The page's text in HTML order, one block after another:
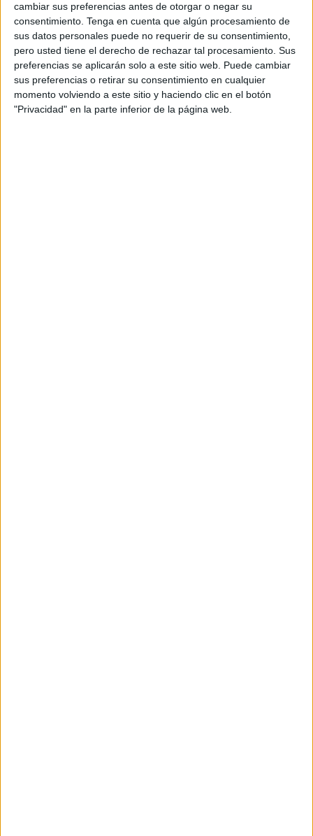
cambiar sus preferencias antes de otorgar o negar su
consentimiento. Tenga en cuenta que algún procesamiento de
sus datos personales puede no requerir de su consentimiento,
pero usted tiene el derecho de rechazar tal procesamiento. Sus
preferencias se aplicarán solo a este sitio web. Puede cambiar
sus preferencias o retirar su consentimiento en cualquier
momento volviendo a este sitio y haciendo clic en el botón
"Privacidad" en la parte inferior de la página web.
Rápidamente, dicho individuo cogió la cartera de mano
que tenía el progenitor a sus pies y salió corriendo. Sin
embargo, el agresor no contaba con que el militar y los
guardias civiles le empezaran a perseguir al ver la escena.
A los pocos metros, le alcanzaron y le retuvieron. Sus
compañeros se identificaron y le registraron para recuperar